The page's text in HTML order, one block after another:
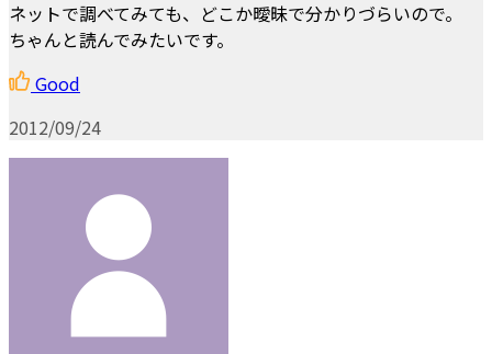
ネットで調べてみても、どこか曖昧で分かりづらいので。
ちゃんと読んでみたいです。
Good
2012/09/24